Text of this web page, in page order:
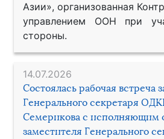
Азии», организованная
управлением ООН при
стороны.
14.07.2026
Состоялась рабочая встреча
Генерального секретаря
Семерикова с исполняющим
заместителя Генерального